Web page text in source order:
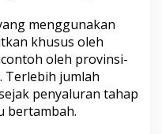
menggunakan
khusus oleh
oleh provinsi-
Terlebih jumlah
penyaluran tahap
bertambah.